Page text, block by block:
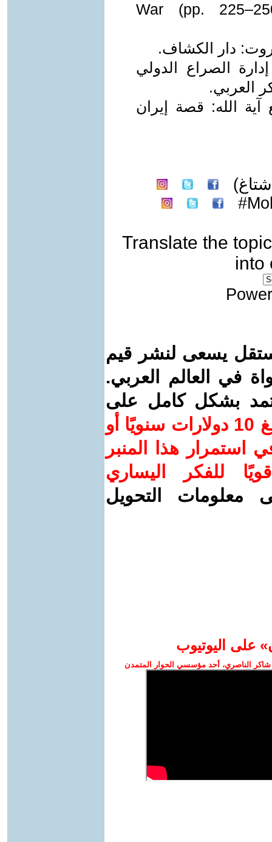
War (pp.
أحمد يوسف. (2018). إدارة الصراع الدولي
العربي.
(1988). مدافع آية الله: قصة إيران
Translate the topic
into
يسعى لنشر قيم
في العالم العربي.
بشكل كامل على
ساهم/ي معنا! بدعمكم بمبلغ 10 دولارات سنويًا أو
استمرار هذا المنبر
للفكر اليساري
معلومات التحويل
على اليوتيوب
الناصري، أحد مؤسسي الحوار المتمدن